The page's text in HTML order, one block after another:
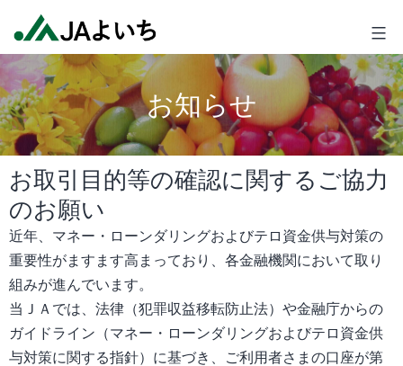
テ
ン
ツ
へ
ス
キ
ッ
プ
よ
い
ち
お知らせ
お取引目的等の確認に関するご協力
のお願い
近年、マネー・ローンダリングおよびテロ資金供与対策の
重要性がますます高まっており、各金融機関において取り
組みが進んでいます。
当ＪＡでは、法律（犯罪収益移転防止法）や金融庁からの
ガイドライン（マネー・ローンダリングおよびテロ資金供
与対策に関する指針）に基づき、ご利用者さまの口座が第